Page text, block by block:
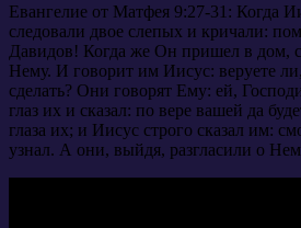
Евангелие от Матфея 9:27-31: Когда
следовали двое слепых и кричали:
Давидов! Когда же Он пришел в дом,
Нему. И говорит им Иисус: веруете
сделать? Они говорят Ему: ей,
глаз их и сказал: по вере вашей да
глаза их; и Иисус строго сказал им:
узнал. А они, выйдя, разгласили о